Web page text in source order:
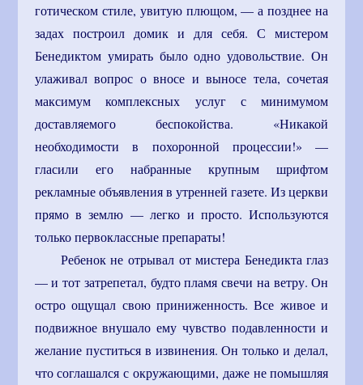
готическом стиле, увитую плющом, — а позднее на
задах построил домик и для себя. С мистером
Бенедиктом умирать было одно удовольствие. Он
улаживал вопрос о вносе и выносе тела, сочетая
максимум комплексных услуг с минимумом
доставляемого беспокойства. «Никакой
необходимости в похоронной процессии!» —
гласили его набранные крупным шрифтом
рекламные объявления в утренней газете. Из церкви
прямо в землю — легко и просто. Используются
только первоклассные препараты!
Ребенок не отрывал от мистера Бенедикта глаз
— и тот затрепетал, будто пламя свечи на ветру. Он
остро ощущал свою приниженность. Все живое и
подвижное внушало ему чувство подавленности и
желание пуститься в извинения. Он только и делал,
что соглашался с окружающими, даже не помышляя